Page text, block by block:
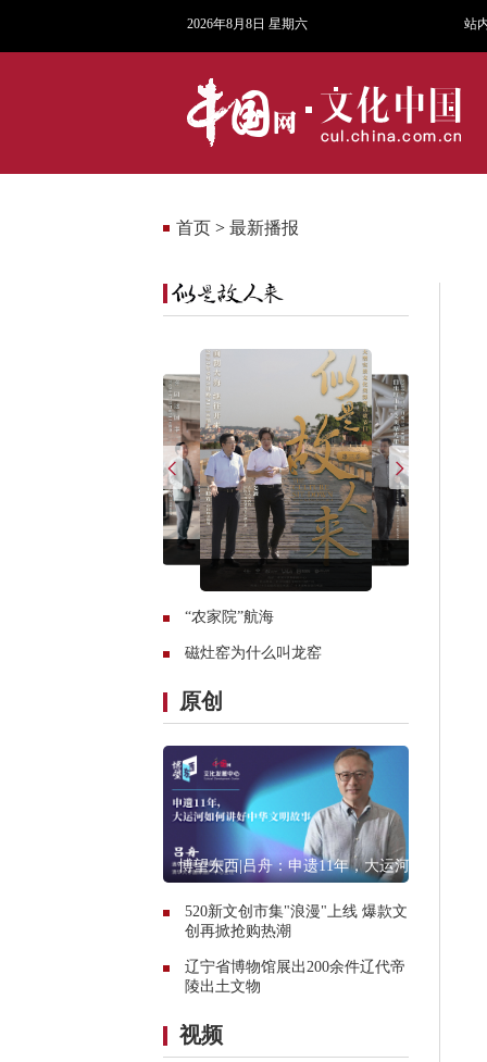
2026年8月8日 星期六 站
首页 > 最新播报
“农家院”航海
磁灶窑为什么叫龙窑
原创
博望东西|吕舟：申遗11年，大运河
520新文创市集"浪漫"上线 爆款文
创再掀抢购热潮
辽宁省博物馆展出200余件辽代帝
陵出土文物
视频